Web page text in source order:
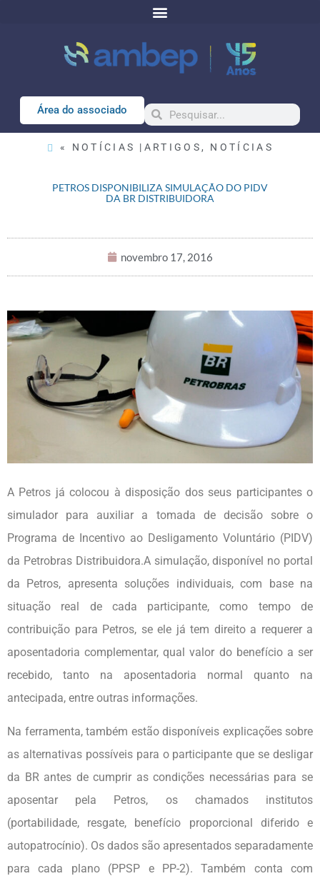
Área do associado
« NOTÍCIAS | ARTIGOS , NOTÍCIAS
PETROS DISPONIBILIZA SIMULAÇÃO DO PIDV
DA BR DISTRIBUIDORA
novembro 17, 2016
A Petros já colocou à disposição dos seus participantes o
simulador para auxiliar a tomada de decisão sobre o
Programa de Incentivo ao Desligamento Voluntário (PIDV)
da Petrobras Distribuidora.A simulação, disponível no portal
da Petros, apresenta soluções individuais, com base na
situação real de cada participante, como tempo de
contribuição para Petros, se ele já tem direito a requerer a
aposentadoria complementar, qual valor do benefício a ser
recebido, tanto na aposentadoria normal quanto na
antecipada, entre outras informações.
Na ferramenta, também estão disponíveis explicações sobre
as alternativas possíveis para o participante que se desligar
da BR antes de cumprir as condições necessárias para se
aposentar pela Petros, os chamados institutos
(portabilidade, resgate, benefício proporcional diferido e
autopatrocínio). Os dados são apresentados separadamente
para cada plano (PPSP e PP-2). Também conta com